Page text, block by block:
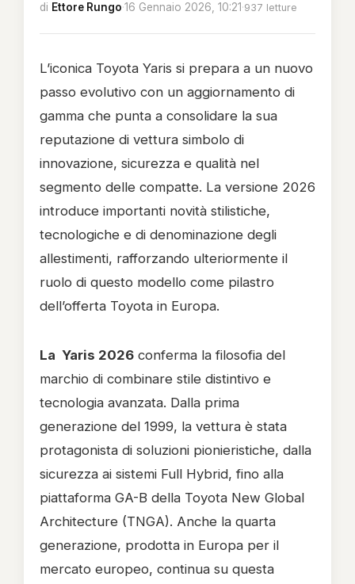
di Ettore Rungo·16 Gennaio 2026, 10:21·937 letture
L’iconica Toyota Yaris si prepara a un nuovo
passo evolutivo con un aggiornamento di
gamma che punta a consolidare la sua
reputazione di vettura simbolo di
innovazione, sicurezza e qualità nel
segmento delle compatte. La versione 2026
introduce importanti novità stilistiche,
tecnologiche e di denominazione degli
allestimenti, rafforzando ulteriormente il
ruolo di questo modello come pilastro
dell’offerta Toyota in Europa.
La Yaris 2026 conferma la filosofia del
marchio di combinare stile distintivo e
tecnologia avanzata. Dalla prima
generazione del 1999, la vettura è stata
protagonista di soluzioni pionieristiche, dalla
sicurezza ai sistemi Full Hybrid, fino alla
piattaforma GA-B della Toyota New Global
Architecture (TNGA). Anche la quarta
generazione, prodotta in Europa per il
mercato europeo, continua su questa